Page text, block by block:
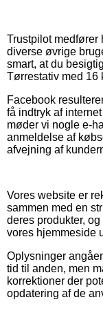
Trustpilot medfører
diverse øvrige
smart, at du
Tørrestativ med
Facebook
få indtryk af
møder vi nogle e-
anmeldelse af
afvejning af
Vores website er
sammen med en
deres produkter,
vores hjemmeside
Oplysninger
tid til anden, men
korrektioner der
opdatering af de